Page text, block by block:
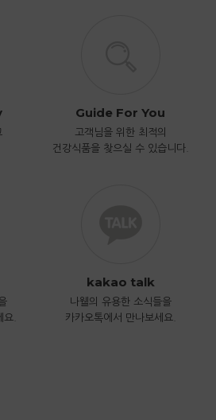
Guide For You
고객님을 위한 최적의
건강식품을 찾으실 수 있습니다.
요.
kakao talk
나웰의 유용한 소식들을
카카오톡에서 만나보세요.